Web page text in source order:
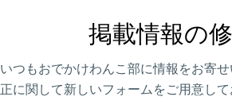
掲載情報の
いつもおでかけわんこ部に情報をお寄
正に関して新しいフォームをご用意して